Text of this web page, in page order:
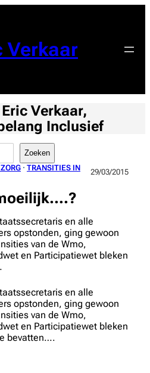
Verkaar
Verkaar,
Inclusief
Zoeken
· TRANSITIES IN
29/03/2015
en alle
opstonden, ging gewoon
van de Wmo,
en Participatiewet bleken
en alle
opstonden, ging gewoon
van de Wmo,
en Participatiewet bleken
bevatten….